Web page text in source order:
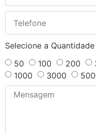
Selecione a Quantidade
50
100 200
1000
3000